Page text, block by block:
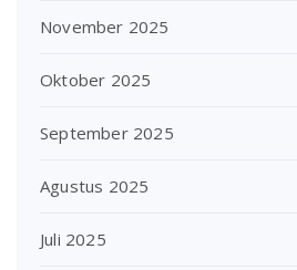
November 2025
Oktober 2025
September 2025
Agustus 2025
Juli 2025